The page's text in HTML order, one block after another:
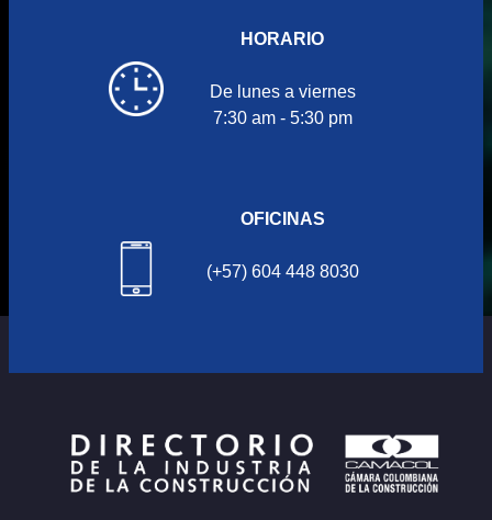
HORARIO
De lunes a viernes
7:30 am - 5:30 pm
OFICINAS
(+57) 604 448 8030